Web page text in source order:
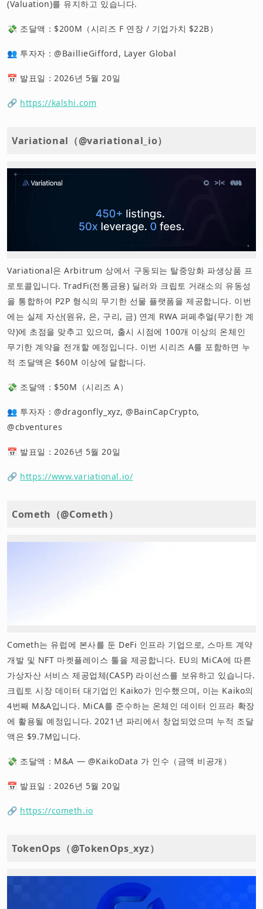
(Valuation)를 유지하고 있습니다.
💸 조달액：$200M（시리즈 F 연장 / 기업가치 $22B）
👥 투자자：@BaillieGifford, Layer Global
📅 발표일：2026년 5월 20일
🔗 https://kalshi.com
Variational（@variational_io）
Variational은 Arbitrum 상에서 구동되는 탈중앙화 파생상품 프
로토콜입니다. TradFi(전통금융) 딜러와 크립토 거래소의 유동성
을 통합하여 P2P 형식의 무기한 선물 플랫폼을 제공합니다. 이번
에는 실제 자산(원유, 은, 구리, 금) 연계 RWA 퍼페추얼(무기한 계
약)에 초점을 맞추고 있으며, 출시 시점에 100개 이상의 온체인
무기한 계약을 전개할 예정입니다. 이번 시리즈 A를 포함하면 누
적 조달액은 $60M 이상에 달합니다.
💸 조달액：$50M（시리즈 A）
👥 투자자：@dragonfly_xyz, @BainCapCrypto,
@cbventures
📅 발표일：2026년 5월 20일
🔗 https://www.variational.io/
Cometh（@Cometh）
Cometh는 유럽에 본사를 둔 DeFi 인프라 기업으로, 스마트 계약
개발 및 NFT 마켓플레이스 툴을 제공합니다. EU의 MiCA에 따른
가상자산 서비스 제공업체(CASP) 라이선스를 보유하고 있습니다.
크립토 시장 데이터 대기업인 Kaiko가 인수했으며, 이는 Kaiko의
4번째 M&A입니다. MiCA를 준수하는 온체인 데이터 인프라 확장
에 활용될 예정입니다. 2021년 파리에서 창업되었으며 누적 조달
액은 $9.7M입니다.
💸 조달액：M&A — @KaikoData 가 인수（금액 비공개）
📅 발표일：2026년 5월 20일
🔗 https://cometh.io
TokenOps（@TokenOps_xyz）